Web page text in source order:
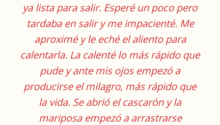
ya lista para salir. Esperé un poco pero
tardaba en salir y me impacienté. Me
aproximé y le eché el aliento para
calentarla. La calenté lo más rápido que
pude y ante mis ojos empezó a
producirse el milagro, más rápido que
la vida. Se abrió el cascarón y la
mariposa empezó a arrastrarse